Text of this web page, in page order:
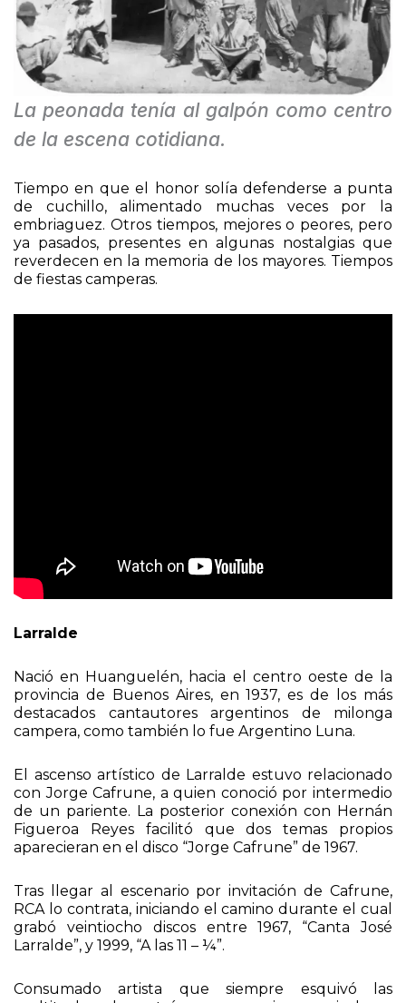
La peonada tenía al galpón como centro
de la escena cotidiana.
Tiempo en que el honor solía defenderse a punta
de cuchillo, alimentado muchas veces por la
embriaguez. Otros tiempos, mejores o peores, pero
ya pasados, presentes en algunas nostalgias que
reverdecen en la memoria de los mayores. Tiempos
de fiestas camperas.
Larralde
Nació en Huanguelén, hacia el centro oeste de la
provincia de Buenos Aires, en 1937, es de los más
destacados cantautores argentinos de milonga
campera, como también lo fue Argentino Luna.
El ascenso artístico de Larralde estuvo relacionado
con Jorge Cafrune, a quien conoció por intermedio
de un pariente. La posterior conexión con Hernán
Figueroa Reyes facilitó que dos temas propios
aparecieran en el disco “Jorge Cafrune” de 1967.
Tras llegar al escenario por invitación de Cafrune,
RCA lo contrata, iniciando el camino durante el cual
grabó veintiocho discos entre 1967, “Canta José
Larralde”, y 1999, “A las 11 – ¼”.
Consumado artista que siempre esquivó las